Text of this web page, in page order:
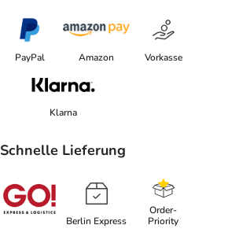
PayPal Amazon Vorkasse
Klarna
Schnelle Lieferung
Berlin Express
Order-
Priority